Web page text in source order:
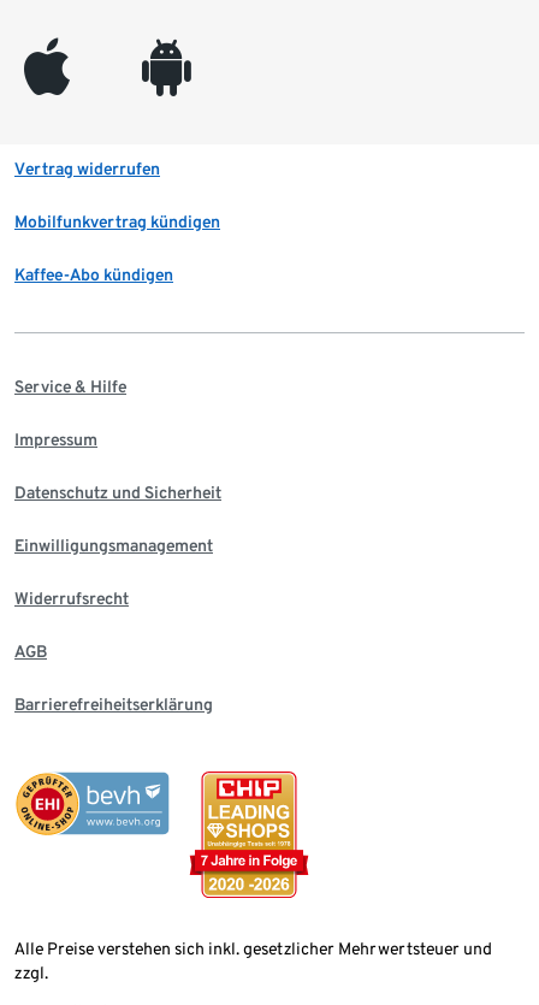
appleinc android
Vertrag widerrufen
Mobilfunkvertrag kündigen
Kaffee-Abo kündigen
Service & Hilfe
Impressum
Datenschutz und Sicherheit
Einwilligungsmanagement
Widerrufsrecht
AGB
Barrierefreiheitserklärung
Alle Preise verstehen sich inkl. gesetzlicher Mehrwertsteuer und
zzgl.